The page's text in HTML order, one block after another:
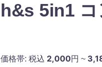
h&s 5in1
価格帯: 税込 2,000円 ~